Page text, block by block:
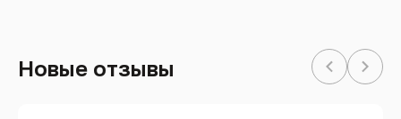
Новые отзывы